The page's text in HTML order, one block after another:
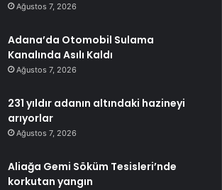
Ağustos 7, 2026
Adana’da Otomobil Sulama
Kanalında Asılı Kaldı
Ağustos 7, 2026
231 yıldır adanın altındaki hazineyi
arıyorlar
Ağustos 7, 2026
Aliağa Gemi Söküm Tesisleri’nde
korkutan yangın